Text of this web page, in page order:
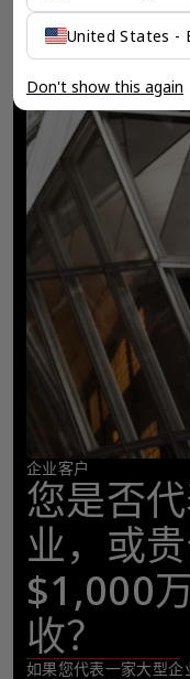
企业客户
您是否
业，或
$1,000
收？
如果您代表一家大型
United States -
Don't show this again